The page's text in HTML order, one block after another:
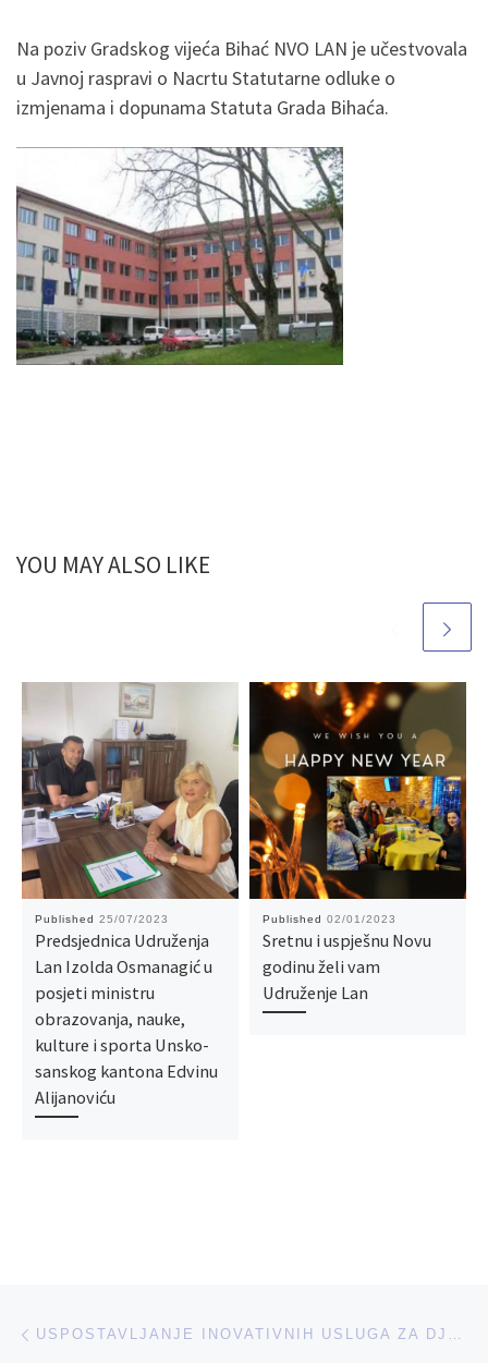
Na poziv Gradskog vijeća Bihać NVO LAN je učestvovala
u Javnoj raspravi o Nacrtu Statutarne odluke o
izmjenama i dopunama Statuta Grada Bihaća.
YOU MAY ALSO LIKE
Published 25/07/2023
Predsjednica Udruženja
Lan Izolda Osmanagić u
posjeti ministru
obrazovanja, nauke,
kulture i sporta Unsko-
sanskog kantona Edvinu
Alijanoviću
Published 02/01/2023
Sretnu i uspješnu Novu
godinu želi vam
Udruženje Lan
Post navigation USPOSTAVLJANJE INOVATIVNIH USLUGA ZA DJECU IZ RANJIVIH SKUPINA